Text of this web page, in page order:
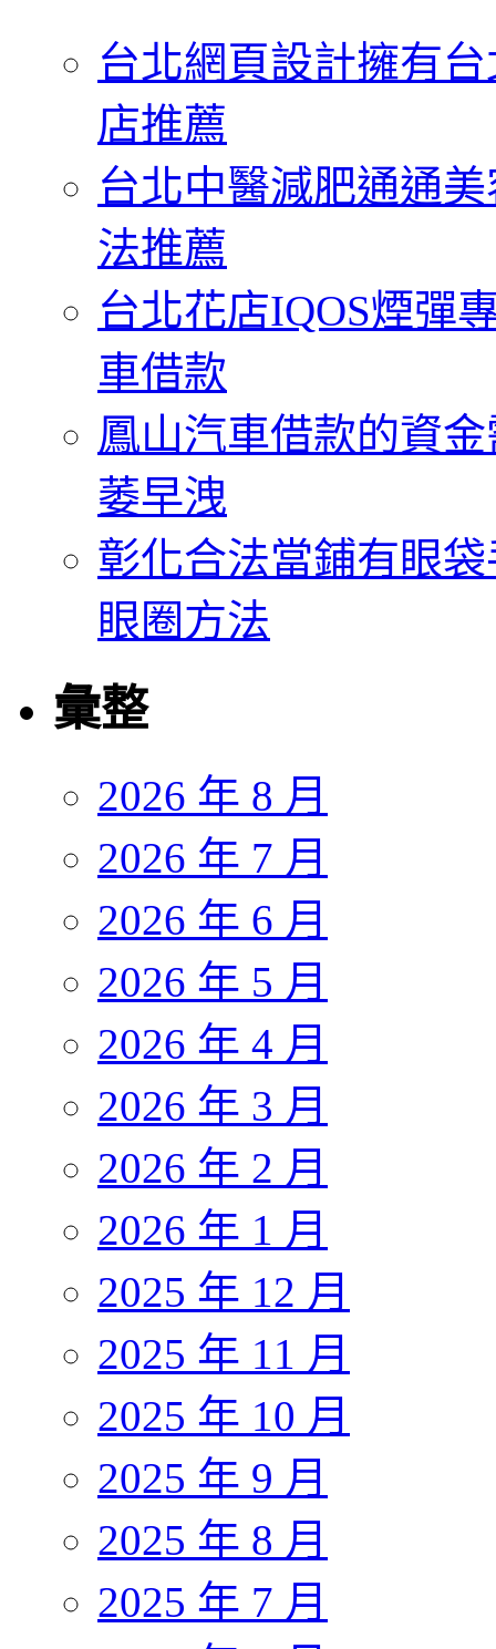
台北網頁設計擁有
店推薦
台北中醫減肥通通
法推薦
台北花店IQOS煙彈
車借款
鳳山汽車借款的資
萎早洩
彰化合法當鋪有眼
眼圈方法
彙整
2026 年 8 月
2026 年 7 月
2026 年 6 月
2026 年 5 月
2026 年 4 月
2026 年 3 月
2026 年 2 月
2026 年 1 月
2025 年 12 月
2025 年 11 月
2025 年 10 月
2025 年 9 月
2025 年 8 月
2025 年 7 月